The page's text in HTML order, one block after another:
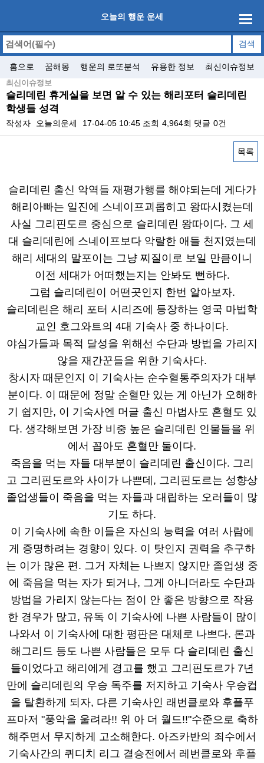
오늘의 행운 운세
홈으로 꿈해몽 행운의 로또분석 유용한 정보 최신이슈정보
최신이슈정보
슬리데린 휴게실을 보면 알 수 있는 해리포터 슬리데린
학생들 성격
작성자 오늘의운세 17-04-05 10:45 조회 4,964회 댓글 0건
목록
슬리데린 출신 악역들 재평가행를 해야되는데 게다가
해리아빠는 일진에 스네이프괴롭히고 왕따시켰는데
사실 그리핀도르 중심으로 슬리데린 왕따이다. 그 세
대 슬리데린에 스네이프보다 악랄한 애들 천지였는데
해리 세대의 말포이는 그냥 찌질이로 보일 만큼이니
이전 세대가 어떠했는지는 안봐도 뻔하다.
그럼 슬리데린이 어떤곳인지 한번 알아보자.
슬리데린은 해리 포터 시리즈에 등장하는 영국 마법학
교인 호그와트의 4대 기숙사 중 하나이다.
야심가들과 목적 달성을 위해선 수단과 방법을 가리지
않을 재간꾼들을 위한 기숙사다.
창시자 때문인지 이 기숙사는 순수혈통주의자가 대부
분이다. 이 때문에 정말 순혈만 있는 게 아닌가 오해하
기 쉽지만, 이 기숙사엔 머글 출신 마법사도 혼혈도 있
다. 생각해보면 가장 비중 높은 슬리데린 인물들을 위
에서 꼽아도 혼혈만 둘이다.
죽음을 먹는 자들 대부분이 슬리데린 출신이다. 그리
고 그리핀도르와 사이가 나쁜데, 그리핀도르는 성향상
졸업생들이 죽음을 먹는 자들과 대립하는 오러들이 많
기도 하다.
이 기숙사에 속한 이들은 자신의 능력을 여러 사람에
게 증명하려는 경향이 있다. 이 탓인지 권력을 추구하
는 이가 많은 편. 그거 자체는 나쁘지 않지만 졸업생 중
에 죽음을 먹는 자가 되거나, 그게 아니더라도 수단과
방법을 가리지 않는다는 점이 안 좋은 방향으로 작용
한 경우가 많고, 유독 이 기숙사에 나쁜 사람들이 많이
나와서 이 기숙사에 대한 평판은 대체로 나쁘다. 론과
해그리드 등도 나쁜 사람들은 모두 다 슬리데린 출신
들이었다고 해리에게 경고를 했고 그리핀도르가 7년
만에 슬리데린의 우승 독주를 저지하고 기숙사 우승컵
을 탈환하게 되자, 다른 기숙사인 래번클로와 후플푸
프마저 "풍악을 울려라!! 위 아 더 월드!!"수준으로 축하
해주면서 무지하게 고소해한다. 아즈카반의 죄수에서
기숙사간의 퀴디치 리그 결승전에서 레번클로와 후플